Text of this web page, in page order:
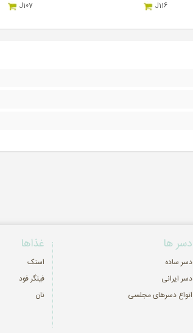
J116
J107
دسر ها
دسر ساده
دسر ایرانی
انواع دسرهای مجلسی
غذاها
اسنک
فینگر فود
نان